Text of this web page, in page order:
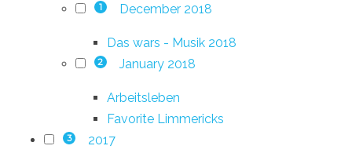
1 December 2018
Das wars - Musik 2018
2 January 2018
Arbeitsleben
Favorite Limmericks
3 2017